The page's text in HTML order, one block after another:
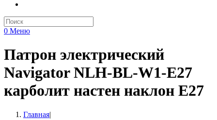
0 Меню
Патрон электрический
Navigator NLH-BL-W1-E27
карболит настен наклон Е27
Главная|